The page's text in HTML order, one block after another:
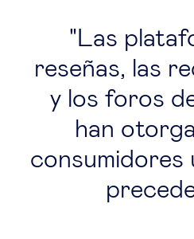
Las
reseñas, las
y los foros
han
consumidores